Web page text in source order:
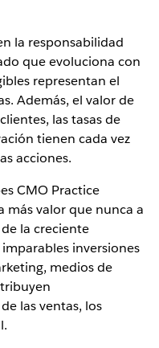
la responsabilidad
que evoluciona con
representan el
Además, el valor de
las tasas de
tienen cada vez
acciones.
CMO Practice
más valor que nunca a
la creciente
inversiones
medios de
las ventas, los